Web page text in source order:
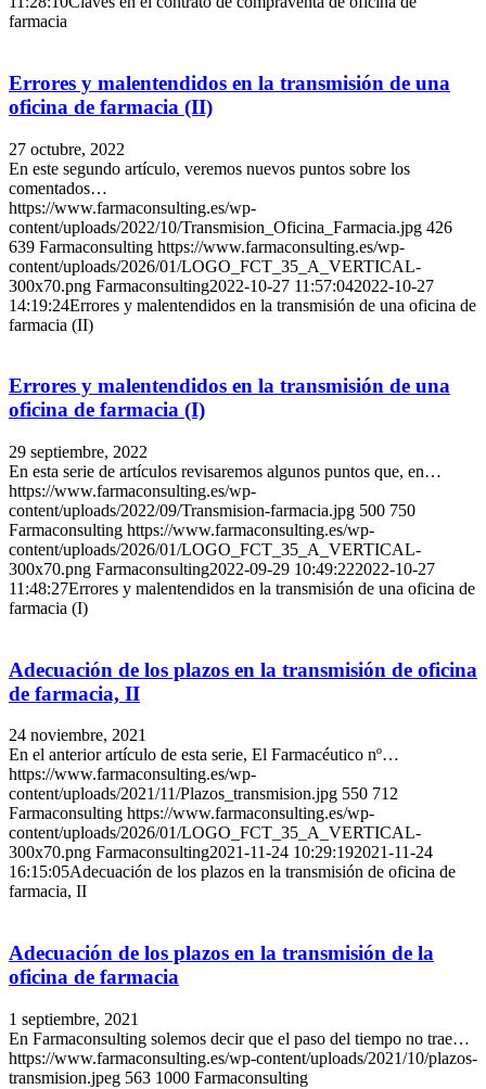
farmacia
Errores y malentendidos en la transmisión de una
oficina de farmacia (II)
27 octubre, 2022
En este segundo artículo, veremos nuevos puntos sobre los
comentados…
https://www.farmaconsulting.es/wp-
content/uploads/2022/10/Transmision_Oficina_Farmacia.jpg 426
639 Farmaconsulting https://www.farmaconsulting.es/wp-
content/uploads/2026/01/LOGO_FCT_35_A_VERTICAL-
300x70.png Farmaconsulting2022-10-27 11:57:042022-10-27
14:19:24Errores y malentendidos en la transmisión de una oficina de
farmacia (II)
Errores y malentendidos en la transmisión de una
oficina de farmacia (I)
29 septiembre, 2022
En esta serie de artículos revisaremos algunos puntos que, en…
https://www.farmaconsulting.es/wp-
content/uploads/2022/09/Transmision-farmacia.jpg 500 750
Farmaconsulting https://www.farmaconsulting.es/wp-
content/uploads/2026/01/LOGO_FCT_35_A_VERTICAL-
300x70.png Farmaconsulting2022-09-29 10:49:222022-10-27
11:48:27Errores y malentendidos en la transmisión de una oficina de
farmacia (I)
Adecuación de los plazos en la transmisión de oficina
de farmacia, II
24 noviembre, 2021
En el anterior artículo de esta serie, El Farmacéutico nº…
https://www.farmaconsulting.es/wp-
content/uploads/2021/11/Plazos_transmision.jpg 550 712
Farmaconsulting https://www.farmaconsulting.es/wp-
content/uploads/2026/01/LOGO_FCT_35_A_VERTICAL-
300x70.png Farmaconsulting2021-11-24 10:29:192021-11-24
16:15:05Adecuación de los plazos en la transmisión de oficina de
farmacia, II
Adecuación de los plazos en la transmisión de la
oficina de farmacia
1 septiembre, 2021
En Farmaconsulting solemos decir que el paso del tiempo no trae…
https://www.farmaconsulting.es/wp-content/uploads/2021/10/plazos-
transmision.jpeg 563 1000 Farmaconsulting